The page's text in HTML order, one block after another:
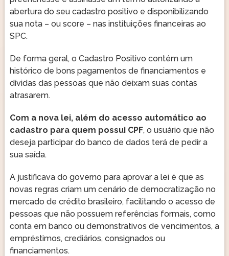
abertura do seu cadastro positivo e disponibilizando
sua nota – ou score – nas instituições financeiras ao
SPC.
De forma geral, o Cadastro Positivo contém um
histórico de bons pagamentos de financiamentos e
dívidas das pessoas que não deixam suas contas
atrasarem.
Com a nova lei, além do acesso automático ao
cadastro para quem possui CPF, o usuário que não
deseja participar do banco de dados terá de pedir a
sua saída.
A justificava do governo para aprovar a lei é que as
novas regras criam um cenário de democratização no
mercado de crédito brasileiro, facilitando o acesso de
pessoas que não possuem referências formais, como
conta em banco ou demonstrativos de vencimentos, a
empréstimos, crediários, consignados ou
financiamentos.